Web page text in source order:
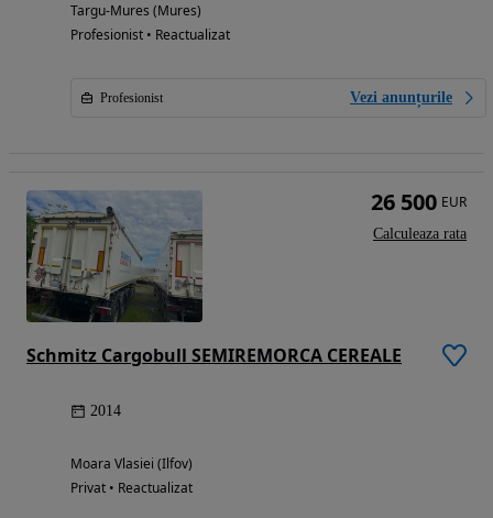
Targu-Mures (Mures)
Profesionist • Reactualizat
Profesionist Vezi anunțurile
Schmitz Cargobull SEMIREMORCA CEREALE
2014
Moara Vlasiei (Ilfov)
Privat • Reactualizat
26 500 EUR
Calculeaza rata